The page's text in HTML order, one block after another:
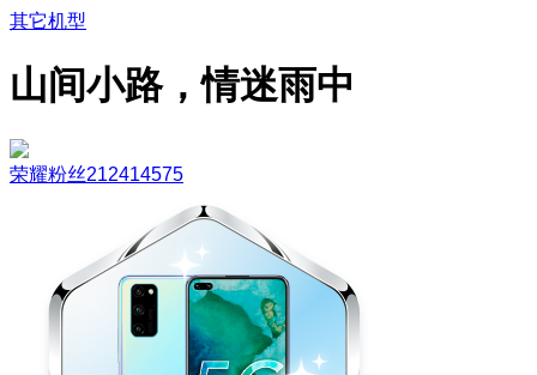
其它机型
山间小路，情迷雨中
荣耀粉丝212414575